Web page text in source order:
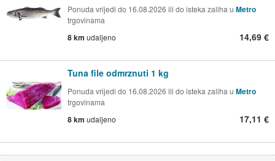
Ponuda vrijedi do 16.08.2026 ili do isteka zaliha u Metro
trgovinama
8 km udaljeno 14,69 €
Tuna file odmrznuti 1 kg
Ponuda vrijedi do 16.08.2026 ili do isteka zaliha u Metro
trgovinama
8 km udaljeno 17,11 €